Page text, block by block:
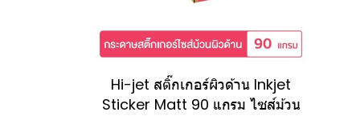
Hi-jet สติ๊กเกอร์ผิวด้าน Inkjet
Sticker Matt 90 แกรม ไซส์ม้วน